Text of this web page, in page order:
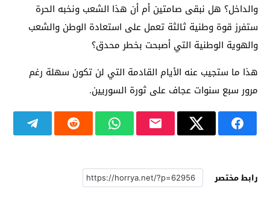
والداخل؟ هل نبقى صامتين أم أن هذا الشعب ونخبه الحرة
ستفرز قوة وطنية ثالثة تعمل على استعادة الوطن والشعب
والهوية الوطنية التي أصبحت بخطر محدق؟
هذا ما ستجيب عنه الأيام القادمة التي لن تكون سهلة رغم
مرور سبع سنوات عجاف على ثورة السوريين.
رابط مختصر